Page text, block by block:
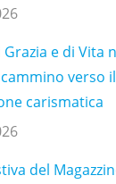
e di Vita
verso
carismatica
del